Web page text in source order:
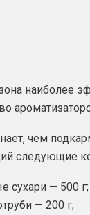
наиболее
чем
следующие
сухари — 500 г;
— 200 г;